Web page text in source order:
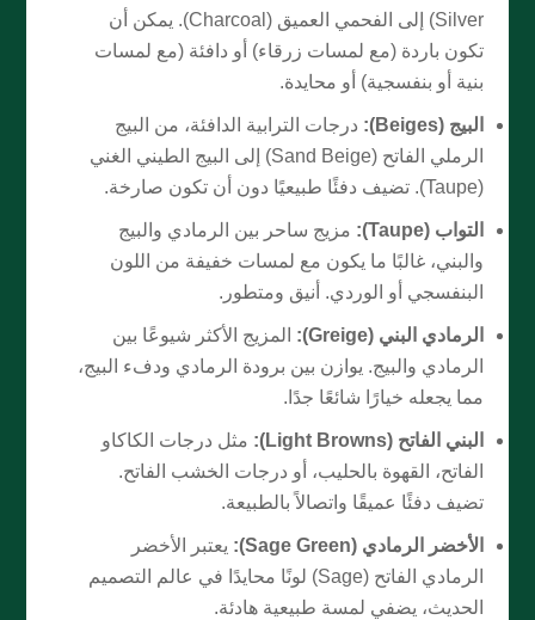
Silver) إلى الفحمي العميق (Charcoal). يمكن أن
تكون باردة (مع لمسات زرقاء) أو دافئة (مع لمسات
بنية أو بنفسجية) أو محايدة.
البيج (Beiges):
درجات الترابية الدافئة، من البيج
الرملي الفاتح (Sand Beige) إلى البيج الطيني الغني
(Taupe). تضيف دفئًا طبيعيًا دون أن تكون صارخة.
التواب (Taupe):
مزيج ساحر بين الرمادي والبيج
والبني، غالبًا ما يكون مع لمسات خفيفة من اللون
البنفسجي أو الوردي. أنيق ومتطور.
الرمادي البني (Greige):
المزيج الأكثر شيوعًا بين
الرمادي والبيج. يوازن بين برودة الرمادي ودفء البيج،
مما يجعله خيارًا شائعًا جدًا.
البني الفاتح (Light Browns):
مثل درجات الكاكاو
الفاتح، القهوة بالحليب، أو درجات الخشب الفاتح.
تضيف دفئًا عميقًا واتصالاً بالطبيعة.
الأخضر الرمادي (Sage Green):
يعتبر الأخضر
الرمادي الفاتح (Sage) لونًا محايدًا في عالم التصميم
الحديث، يضفي لمسة طبيعية هادئة.